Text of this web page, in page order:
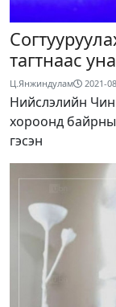
тагтнаас
Ц.Янжиндулам 2021-
Нийслэлийн
хороонд байрны
гэсэн